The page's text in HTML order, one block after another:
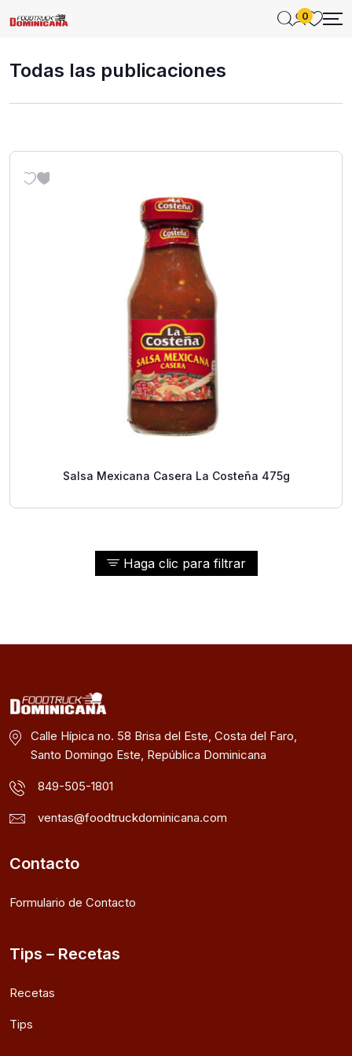
0
Todas las publicaciones
Haga clic para filtrar
Salsa Mexicana Casera La Costeña 475g
Calle Hípica no. 58 Brisa del Este, Costa del Faro,
Santo Domingo Este, República Dominicana
849-505-1801
ventas@foodtruckdominicana.com
Contacto
Formulario de Contacto
Tips – Recetas
Recetas
Tips